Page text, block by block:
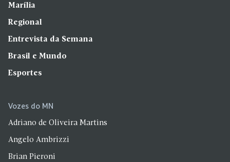
Marília
Regional
Entrevista da Semana
Brasil e Mundo
Esportes
Vozes do MN
Adriano de Oliveira Martins
Angelo Ambrizzi
Brian Pieroni